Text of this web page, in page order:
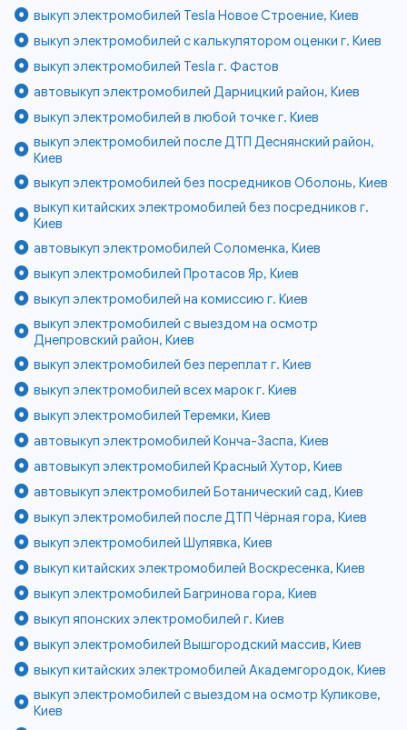
выкуп электромобилей Tesla Новое Строение, Киев
выкуп электромобилей с калькулятором оценки г. Киев
выкуп электромобилей Tesla г. Фастов
автовыкуп электромобилей Дарницкий район, Киев
выкуп электромобилей в любой точке г. Киев
выкуп электромобилей после ДТП Деснянский район,
Киев
выкуп электромобилей без посредников Оболонь, Киев
выкуп китайских электромобилей без посредников г.
Киев
автовыкуп электромобилей Соломенка, Киев
выкуп электромобилей Протасов Яр, Киев
выкуп электромобилей на комиссию г. Киев
выкуп электромобилей с выездом на осмотр
Днепровский район, Киев
выкуп электромобилей без переплат г. Киев
выкуп электромобилей всех марок г. Киев
выкуп электромобилей Теремки, Киев
автовыкуп электромобилей Конча-Заспа, Киев
автовыкуп электромобилей Красный Хутор, Киев
автовыкуп электромобилей Ботанический сад, Киев
выкуп электромобилей после ДТП Чёрная гора, Киев
выкуп электромобилей Шулявка, Киев
выкуп китайских электромобилей Воскресенка, Киев
выкуп электромобилей Багринова гора, Киев
выкуп японских электромобилей г. Киев
выкуп электромобилей Вышгородский массив, Киев
выкуп китайских электромобилей Академгородок, Киев
выкуп электромобилей с выездом на осмотр Куликове,
Киев